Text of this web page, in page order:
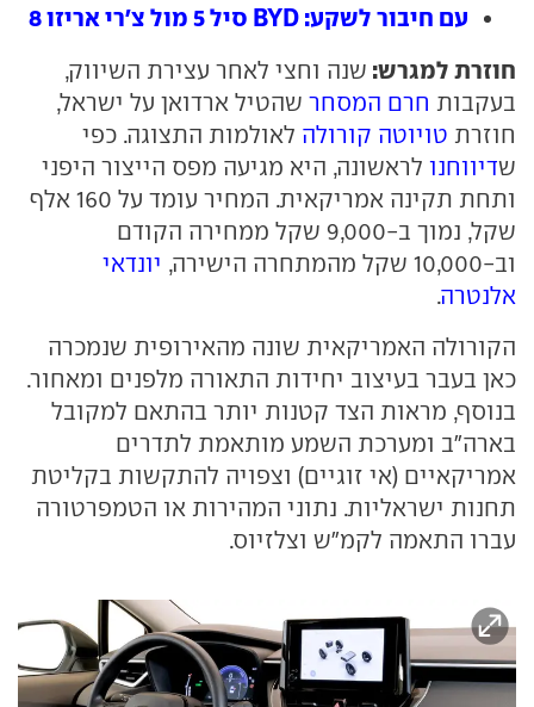
עם חיבור לשקע: BYD סיל 5 מול צ'רי אריזו 8
חוזרת למגרש: שנה וחצי לאחר עצירת השיווק,
בעקבות חרם המסחר שהטיל ארדואן על ישראל,
חוזרת טויוטה קורולה לאולמות התצוגה. כפי
שדיווחנו לראשונה, היא מגיעה מפס הייצור היפני
ותחת תקינה אמריקאית. המחיר עומד על 160 אלף
שקל, נמוך ב-9,000 שקל ממחירה הקודם
וב-10,000 שקל מהמתחרה הישירה,
יונדאי
אלנטרה.
הקורולה האמריקאית שונה מהאירופית שנמכרה
כאן בעבר בעיצוב יחידות התאורה מלפנים ומאחור.
בנוסף, מראות הצד קטנות יותר בהתאם למקובל
בארה"ב ומערכת השמע מותאמת לתדרים
אמריקאיים (אי זוגיים) וצפויה להתקשות בקליטת
תחנות ישראליות. נתוני המהירות או הטמפרטורה
עברו התאמה לקמ"ש וצלזיוס.